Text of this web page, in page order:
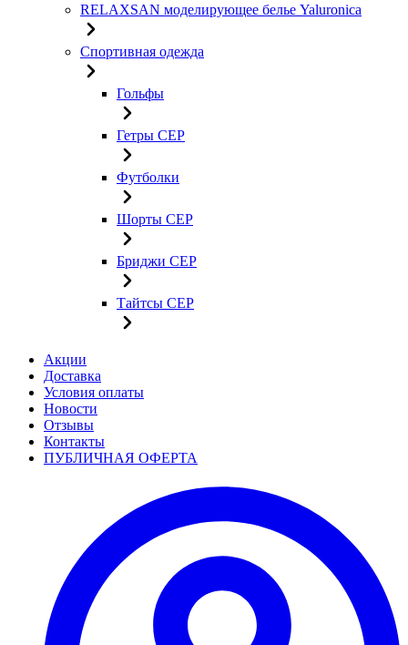
RELAXSAN моделирующее белье Yaluroniсa
Спортивная одежда
Гольфы
Гетры CEP
Футболки
Шорты CEP
Бриджи CEP
Тайтсы CEP
Акции
Доставка
Условия оплаты
Новости
Отзывы
Контакты
ПУБЛИЧНАЯ ОФЕРТА